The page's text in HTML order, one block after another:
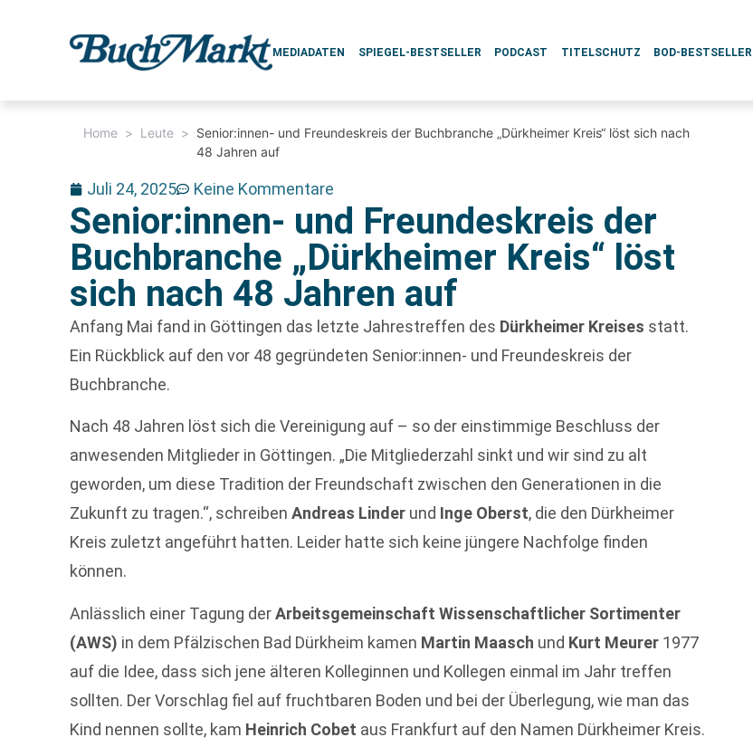
MEDIADATEN SPIEGEL-BESTSELLER PODCAST TITELSCHUTZ BOD-BESTSELLER
Home > Leute > Senior:innen- und Freundeskreis der Buchbranche „Dürkheimer Kreis“ löst sich nach
48 Jahren auf
Juli 24, 2025 Keine Kommentare
Senior:innen- und Freundeskreis der
Buchbranche „Dürkheimer Kreis“ löst
sich nach 48 Jahren auf
Anfang Mai fand in Göttingen das letzte Jahrestreffen des Dürkheimer Kreises statt.
Ein Rückblick auf den vor 48 gegründeten Senior:innen- und Freundeskreis der
Buchbranche.
Nach 48 Jahren löst sich die Vereinigung auf – so der einstimmige Beschluss der
anwesenden Mitglieder in Göttingen. „Die Mitgliederzahl sinkt und wir sind zu alt
geworden, um diese Tradition der Freundschaft zwischen den Generationen in die
Zukunft zu tragen.“, schreibenAndreas Linder und Inge Oberst, die den Dürkheimer
Kreis zuletzt angeführt hatten. Leider hatte sich keine jüngere Nachfolge finden
können.
Anlässlich einer Tagung derArbeitsgemeinschaft Wissenschaftlicher Sortimenter
(AWS) in dem Pfälzischen Bad Dürkheim kamen Martin Maasch und Kurt Meurer 1977
auf die Idee, dass sich jene älteren Kolleginnen und Kollegen einmal im Jahr treffen
sollten. Der Vorschlag fiel auf fruchtbaren Boden und bei der Überlegung, wie man das
Kind nennen sollte, kam Heinrich Cobet aus Frankfurt auf den Namen Dürkheimer Kreis.